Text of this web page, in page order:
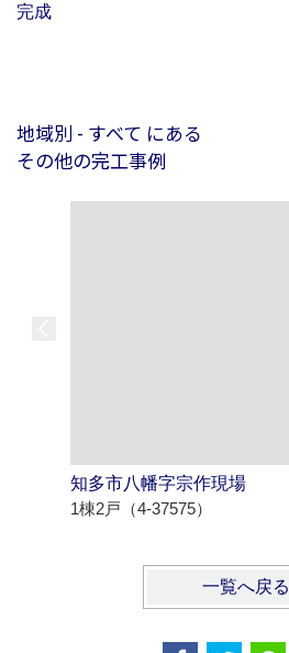
完成
地域別 - すべて にある
その他の完工事例
知多市八幡字宗作現場
1棟2戸（4-37575）
一覧へ戻る